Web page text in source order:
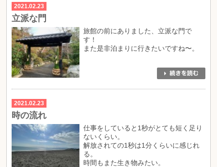
2021.02.23
立派な門
旅館の前にありました、立派な門で
す！
また是非泊まりに行きたいですね〜。
2021.02.23
時の流れ
仕事をしていると1秒がとても短く足り
ないくらい。
解放されての1秒は1分くらいに感じれ
る。
時間もまた生き物みたい。